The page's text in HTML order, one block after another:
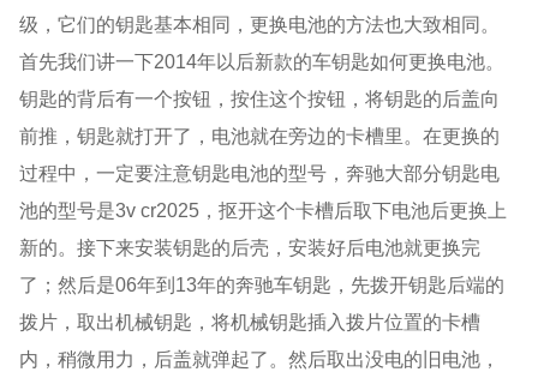
级，它们的钥匙基本相同，更换电池的方法也大致相同。
首先我们讲一下2014年以后新款的车钥匙如何更换电池。
钥匙的背后有一个按钮，按住这个按钮，将钥匙的后盖向
前推，钥匙就打开了，电池就在旁边的卡槽里。在更换的
过程中，一定要注意钥匙电池的型号，奔驰大部分钥匙电
池的型号是3v cr2025 ，抠开这个卡槽后取下电池后更换上
新的。接下来安装钥匙的后壳，安装好后电池就更换完
了；然后是06年到 13年的奔驰车钥匙，先拨开钥匙后端的
拨片，取出机械钥匙，将机械钥匙插入拨片位置的卡槽
内，稍微用力，后盖就弹起了。然后取出没电的旧电池，